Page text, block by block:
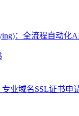
：全流程自动化
业域名SSL证书申